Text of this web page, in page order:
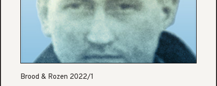
Brood & Rozen 2022/1